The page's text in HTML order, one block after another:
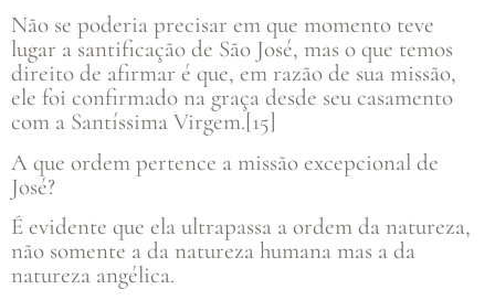
Não se poderia precisar em que momento teve
lugar a santificação de São José, mas o que temos
direito de afirmar é que, em razão de sua missão,
ele foi confirmado na graça desde seu casamento
com a Santíssima Virgem.[15]
A que ordem pertence a missão excepcional de
José?
É evidente que ela ultrapassa a ordem da natureza,
não somente a da natureza humana mas a da
natureza angélica.